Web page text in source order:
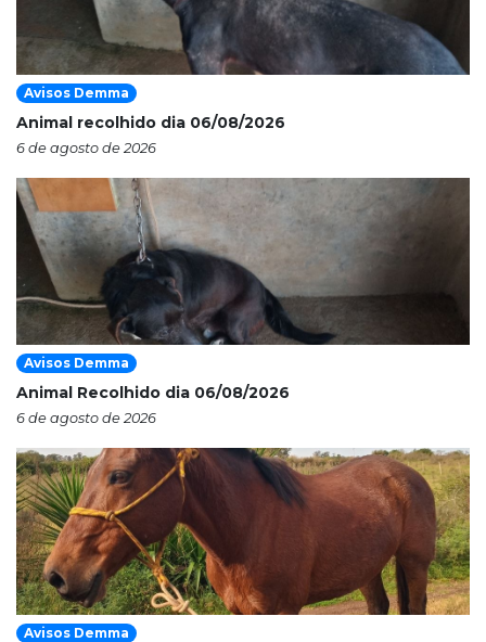
Avisos Demma
Animal recolhido dia 06/08/2026
6 de agosto de 2026
Avisos Demma
Animal Recolhido dia 06/08/2026
6 de agosto de 2026
Avisos Demma